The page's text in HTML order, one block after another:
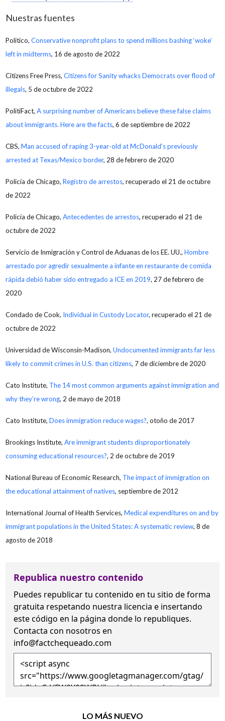
Nuestras fuentes
Politico,Conservative nonprofit plans to spend millions bashing ‘woke’
left in midterms, 16 de agosto de 2022
Citizens Free Press,Citizens for Sanity whacks Democrats over flood of
illegals, 5 de octubre de 2022
PolitiFact,A surprising number of Americans believe these false claims
about immigrants. Here are the facts, 6 de septiembre de 2022
CBS,Man accused of raping 3-year-old at McDonald’s previously
arrested at Texas/Mexico border, 28 de febrero de 2020
Policía de Chicago,Registro de arrestos, recuperado el 21 de octubre
de 2022
Policía de Chicago,Antecedentes de arrestos, recuperado el 21 de
octubre de 2022
Servicio de Inmigración y Control de Aduanas de los EE. UU.,Hombre
arrestado por agredir sexualmente a infante en restaurante de comida
rápida debió haber sido entregado a ICE en 2019, 27 de febrero de
2020
Condado de Cook, Individual in Custody Locator, recuperado el 21 de
octubre de 2022
Universidad de Wisconsin-Madison,Undocumented immigrants far less
likely to commit crimes in U.S. than citizens, 7 de diciembre de 2020
Cato Institute, The 14 most common arguments against immigration and
why they’re wrong, 2 de mayo de 2018
Cato Institute,Does immigration reduce wages?, otoño de 2017
Brookings Institute,Are immigrant students disproportionately
consuming educational resources?, 2 de octubre de 2019
National Bureau of Economic Research, The impact of immigration on
the educational attainment of natives, septiembre de 2012
International Journal of Health Services,Medical expenditures on and by
immigrant populations in the United States: A systematic review, 8 de
agosto de 2018
Republica nuestro contenido
Puedes republicar tu contenido en tu sitio de forma
gratuita respetando nuestra licencia e insertando
este código en la página donde lo republiques.
Contacta con nosotros en
info@factchequeado.com
LO MÁS NUEVO